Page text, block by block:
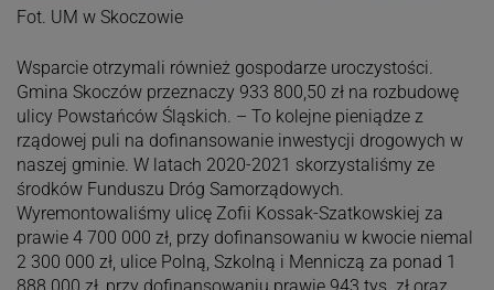
Fot. UM w Skoczowie
Wsparcie otrzymali również gospodarze uroczystości.
Gmina Skoczów przeznaczy 933 800,50 zł na rozbudowę
ulicy Powstańców Śląskich. – To kolejne pieniądze z
rządowej puli na dofinansowanie inwestycji drogowych w
naszej gminie. W latach 2020-2021 skorzystaliśmy ze
środków Funduszu Dróg Samorządowych.
Wyremontowaliśmy ulicę Zofii Kossak-Szatkowskiej za
prawie 4 700 000 zł, przy dofinansowaniu w kwocie niemal
2 300 000 zł, ulice Polną, Szkolną i Menniczą za ponad 1
888 000 zł, przy dofinansowaniu prawie 943 tys. zł oraz